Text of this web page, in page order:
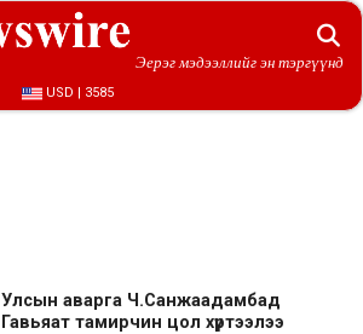
Эерэг мэдээллийг эн тэргүүнд
USD | 3585
Улсын аварга Ч.Санжаадамбад
Гавьяат тамирчин цол хүртээлээ